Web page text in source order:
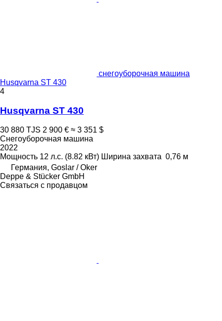
снегоуборочная машина
Husqvarna ST 430
4
Husqvarna ST 430
30 880 TJS 2 900 € ≈ 3 351 $
Снегоуборочная машина
2022
Мощность 12 л.с. (8.82 кВт) Ширина захвата 0,76 м
Германия, Goslar / Oker
Deppe & Stücker GmbH
Связаться с продавцом